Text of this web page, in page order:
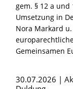
gem. § 12 a und
Umsetzung in
Nora Markard
Gemeinsamen
30.07.2026